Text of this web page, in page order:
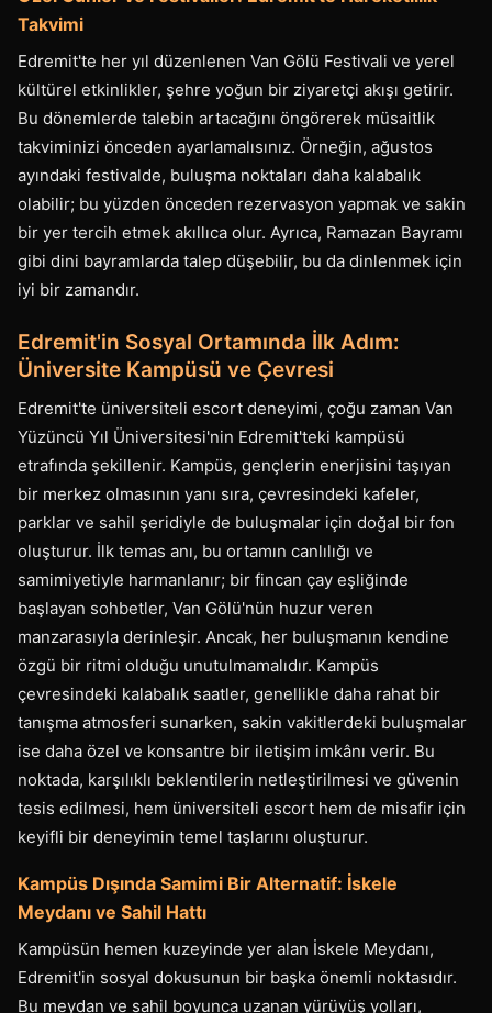
Takvimi
Edremit'te her yıl düzenlenen Van Gölü Festivali ve yerel
kültürel etkinlikler, şehre yoğun bir ziyaretçi akışı getirir.
Bu dönemlerde talebin artacağını öngörerek müsaitlik
takviminizi önceden ayarlamalısınız. Örneğin, ağustos
ayındaki festivalde, buluşma noktaları daha kalabalık
olabilir; bu yüzden önceden rezervasyon yapmak ve sakin
bir yer tercih etmek akıllıca olur. Ayrıca, Ramazan Bayramı
gibi dini bayramlarda talep düşebilir, bu da dinlenmek için
iyi bir zamandır.
Edremit'in Sosyal Ortamında İlk Adım:
Üniversite Kampüsü ve Çevresi
Edremit'te üniversiteli escort deneyimi, çoğu zaman Van
Yüzüncü Yıl Üniversitesi'nin Edremit'teki kampüsü
etrafında şekillenir. Kampüs, gençlerin enerjisini taşıyan
bir merkez olmasının yanı sıra, çevresindeki kafeler,
parklar ve sahil şeridiyle de buluşmalar için doğal bir fon
oluşturur. İlk temas anı, bu ortamın canlılığı ve
samimiyetiyle harmanlanır; bir fincan çay eşliğinde
başlayan sohbetler, Van Gölü'nün huzur veren
manzarasıyla derinleşir. Ancak, her buluşmanın kendine
özgü bir ritmi olduğu unutulmamalıdır. Kampüs
çevresindeki kalabalık saatler, genellikle daha rahat bir
tanışma atmosferi sunarken, sakin vakitlerdeki buluşmalar
ise daha özel ve konsantre bir iletişim imkânı verir. Bu
noktada, karşılıklı beklentilerin netleştirilmesi ve güvenin
tesis edilmesi, hem üniversiteli escort hem de misafir için
keyifli bir deneyimin temel taşlarını oluşturur.
Kampüs Dışında Samimi Bir Alternatif: İskele
Meydanı ve Sahil Hattı
Kampüsün hemen kuzeyinde yer alan İskele Meydanı,
Edremit'in sosyal dokusunun bir başka önemli noktasıdır.
Bu meydan ve sahil boyunca uzanan yürüyüş yolları,